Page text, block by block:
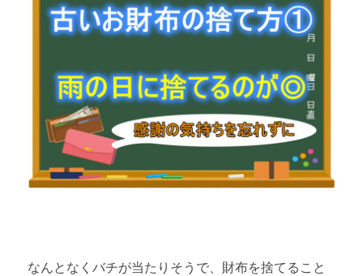
なんとなくバチが当たりそうで、財布を捨てること